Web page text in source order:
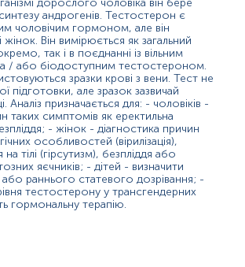
призначення
дорослого чоловіка він бере
синтезу андрогенів. Тестостерон є
чоловічим гормоном, але він
жінок. Він вимірюється як загальний
так і в поєднанні із вільним
/ або біодоступним тестостероном.
зразки крові з вени. Тест не
підготовки, але зразок зазвичай
Аналіз призначається для: - чоловіків -
таких симптомів як еректильна
- жінок - діагностика причин
особливостей (вірилізація),
тілі (гірсутизм), безпліддя або
яєчників; - дітей - визначити
раннього статевого дозрівання; -
тестостерону у трансгендерних
гормональну терапію.